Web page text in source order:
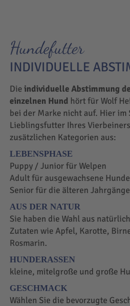
Hundefutter
INDIVIDUELLE
Die individuelle Abstimmung
einzelnen Hund hört für Wolf
bei der Marke nicht auf. Hier im
Lieblingsfutter Ihres
zusätzlichen Kategorien aus:
LEBENSPHASE
Puppy / Junior für Welpen
Adult für ausgewachsene Hunde
Senior für die älteren Jahrgänge
AUS DER NATUR
Sie haben die Wahl aus
Zutaten wie Apfel, Karotte,
Rosmarin.
HUNDERASSEN
kleine, mitelgroße und große
GESCHMACK
Wählen Sie die bevorzugte